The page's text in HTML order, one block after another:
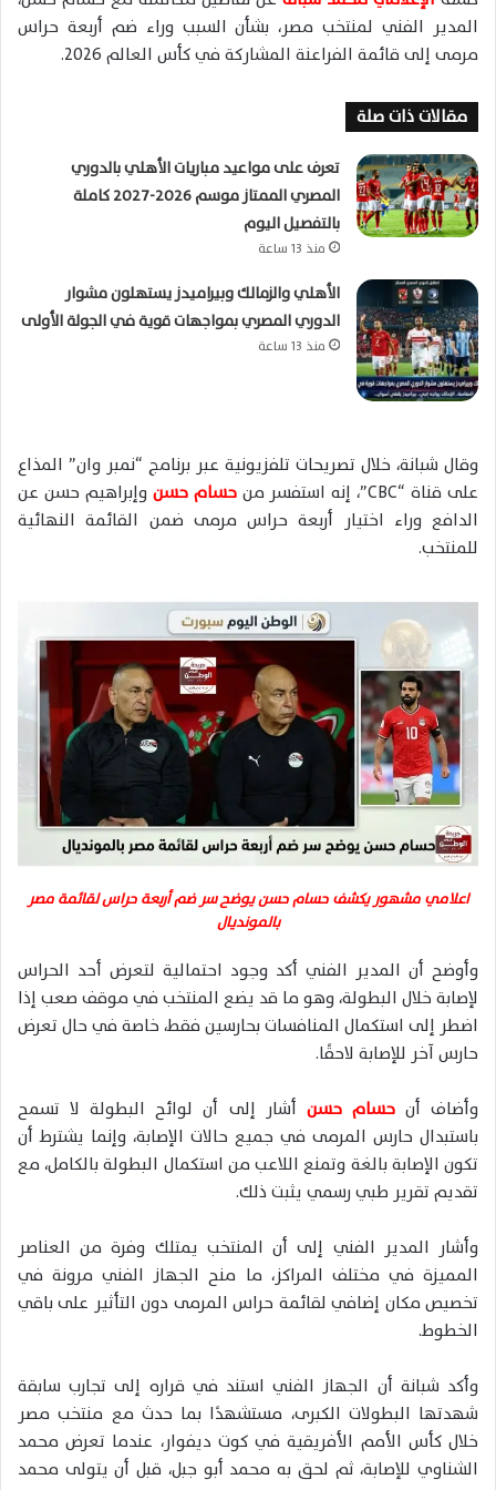
المدير الفني لمنتخب مصر، بشأن السبب وراء ضم أربعة حراس
مرمى إلى قائمة الفراعنة المشاركة في كأس العالم 2026.
مقالات ذات صلة
تعرف على مواعيد مباريات الأهلي بالدوري
المصري الممتاز موسم 2026-2027 كاملة
بالتفصيل اليوم
منذ 13 ساعة
الأهلي والزمالك وبيراميدز يستهلون مشوار
الدوري المصري بمواجهات قوية في الجولة الأولى
منذ 13 ساعة
وقال شبانة، خلال تصريحات تلفزيونية عبر برنامج “نمبر وان” المذاع
على قناة “CBC”، إنه استفسر من
حسام حسن وإبراهيم حسن عن
الدافع وراء اختيار أربعة حراس مرمى ضمن القائمة النهائية
للمنتخب.
اعلامي مشهور يكشف حسام حسن يوضح سر ضم أربعة حراس لقائمة مصر
بالمونديال
وأوضح أن المدير الفني أكد وجود احتمالية لتعرض أحد الحراس
لإصابة خلال البطولة، وهو ما قد يضع المنتخب في موقف صعب إذا
اضطر إلى استكمال المنافسات بحارسين فقط، خاصة في حال تعرض
حارس آخر للإصابة لاحقًا.
وأضاف أنحسام حسن أشار إلى أن لوائح البطولة لا تسمح
باستبدال حارس المرمى في جميع حالات الإصابة، وإنما يشترط أن
تكون الإصابة بالغة وتمنع اللاعب من استكمال البطولة بالكامل، مع
تقديم تقرير طبي رسمي يثبت ذلك.
وأشار المدير الفني إلى أن المنتخب يمتلك وفرة من العناصر
المميزة في مختلف المراكز، ما منح الجهاز الفني مرونة في
تخصيص مكان إضافي لقائمة حراس المرمى دون التأثير على باقي
الخطوط.
وأكد شبانة أن الجهاز الفني استند في قراره إلى تجارب سابقة
شهدتها البطولات الكبرى، مستشهدًا بما حدث مع منتخب مصر
خلال كأس الأمم الأفريقية في كوت ديفوار، عندما تعرض محمد
الشناوي للإصابة، ثم لحق به محمد أبو جبل، قبل أن يتولى محمد